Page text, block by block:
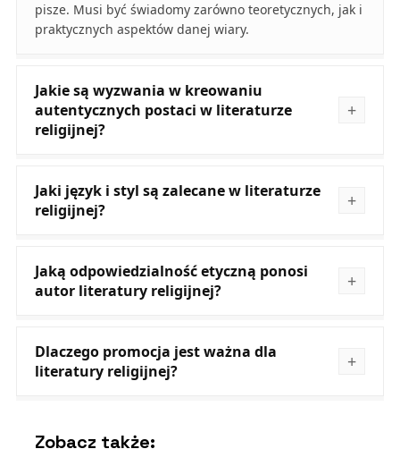
pisze. Musi być świadomy zarówno teoretycznych, jak i
praktycznych aspektów danej wiary.
Jakie są wyzwania w kreowaniu
autentycznych postaci w literaturze
religijnej?
Jaki język i styl są zalecane w literaturze
religijnej?
Jaką odpowiedzialność etyczną ponosi
autor literatury religijnej?
Dlaczego promocja jest ważna dla
literatury religijnej?
Zobacz także: